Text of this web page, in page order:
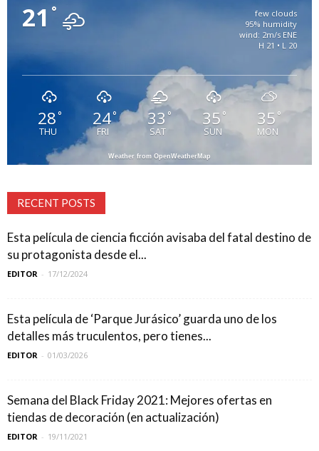
21 °
few clouds
95% humidity
wind: 2m/s ENE
H 21 • L 20
28°
THU
24°
FRI
33 °
SAT
35 °
SUN
35 °
MON
Weather from OpenWeatherMap
RECENT POSTS
Esta película de ciencia ficción avisaba del fatal destino de
su protagonista desde el...
EDITOR - 17/12/2024
Esta película de ‘Parque Jurásico’ guarda uno de los
detalles más truculentos, pero tienes...
EDITOR - 01/03/2026
Semana del Black Friday 2021: Mejores ofertas en
tiendas de decoración (en actualización)
EDITOR - 19/11/2021